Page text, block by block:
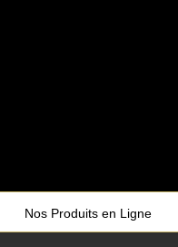
Nos Produits en Ligne